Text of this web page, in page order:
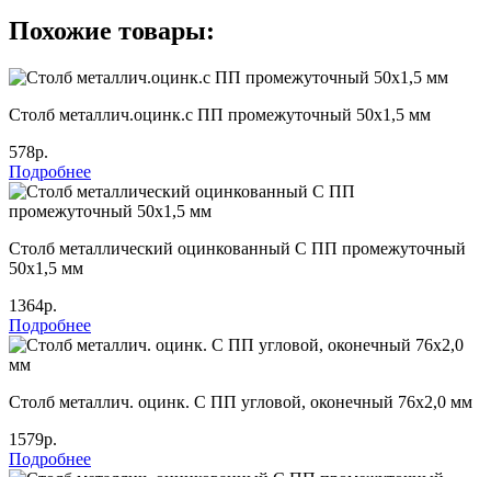
Похожие товары:
Столб металлич.оцинк.с ПП промежуточный 50х1,5 мм
578р.
Подробнее
Столб металлический оцинкованный С ПП промежуточный
50х1,5 мм
1364р.
Подробнее
Столб металлич. оцинк. С ПП угловой, оконечный 76х2,0 мм
1579р.
Подробнее